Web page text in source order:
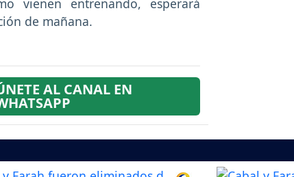
vienen entrenando, esperará
de mañana.
AL CANAL EN